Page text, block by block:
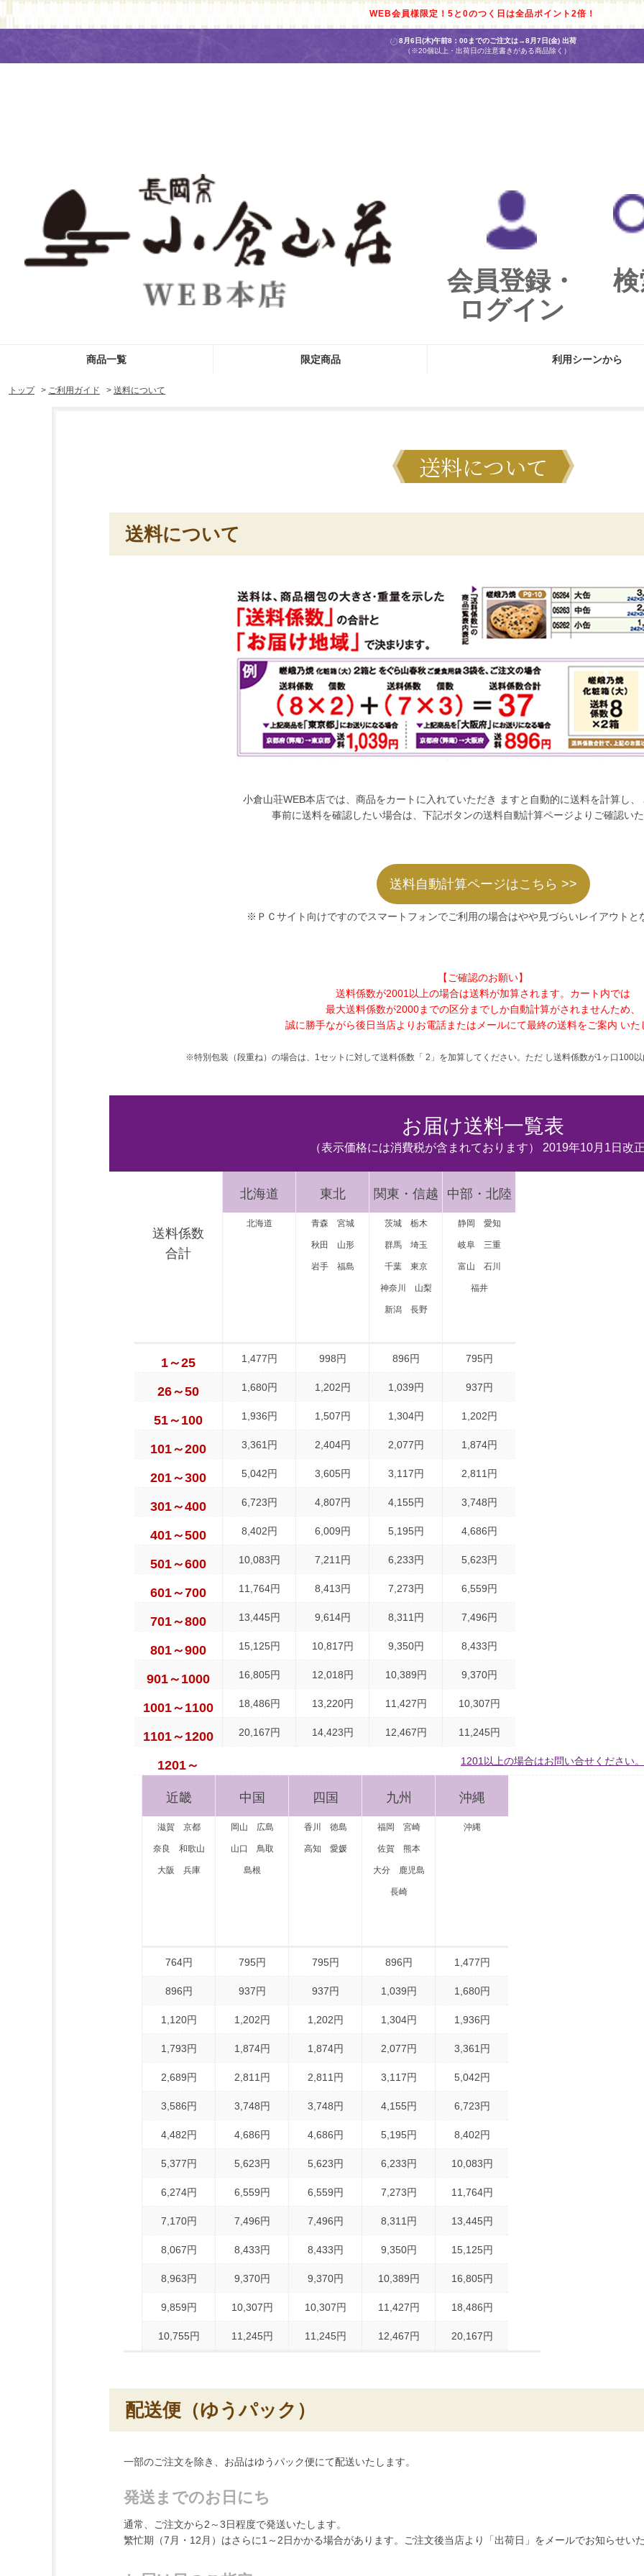
WEB会員様限定！5と0のつく日は全品ポイント2倍！
8月6日(木)午前8：00までのご注文は→8月7日(金) 出荷
（※20個以上・出荷日の注意書きがある商品除く）
会員登録・
ログイン
商品一覧 限定商品 利用シーンから
トップ > ご利用ガイド > 送料について
送料について
送料について
小倉山荘WEB本店では、商品をカートに入れていただき ますと自動的に送料を計算し、
事前に送料を確認したい場合は、下記ボタンの送料自動計算ページよりご確認い
送料自動計算ページはこちら >>
※ＰＣサイト向けですのでスマートフォンでご利用の場合はやや見づらいレイアウトと
【ご確認のお願い】
送料係数が2001以上の場合は送料が加算されます。カート内では
最大送料係数が2000までの区分までしか自動計算がされませんため、
誠に勝手ながら後日当店よりお電話またはメールにて最終の送料をご案内 いた
※特別包装（段重ね）の場合は、1セットに対して送料係数「 2」を加算してください。ただ し送料係数が1ヶ口100
お届け送料一覧表
（表示価格には消費税が含まれております） 2019年10月1日改
送料係数
合計
1～25
26～50
51～100
101～200
201～300
301～400
401～500
501～600
601～700
701～800
801～900
901～1000
1001～1100
1101～1200
1201～
北海道
北海道
1,477円
1,680円
1,936円
3,361円
5,042円
6,723円
8,402円
10,083円
11,764円
13,445円
15,125円
16,805円
18,486円
20,167円
1201以上の場合はお問い合せください。
東北
青森 宮城
秋田 山形
岩手 福島
998円
1,202円
1,507円
2,404円
3,605円
4,807円
6,009円
7,211円
8,413円
9,614円
10,817円
12,018円
13,220円
14,423円
関東・信越
茨城 栃木
群馬 埼玉
千葉 東京
神奈川 山梨
新潟 長野
896円
1,039円
1,304円
2,077円
3,117円
4,155円
5,195円
6,233円
7,273円
8,311円
9,350円
10,389円
11,427円
12,467円
中部・北陸
静岡 愛知
岐阜 三重
富山 石川
福井
795円
937円
1,202円
1,874円
2,811円
3,748円
4,686円
5,623円
6,559円
7,496円
8,433円
9,370円
10,307円
11,245円
近畿
滋賀 京都
奈良 和歌山
大阪 兵庫
764円
896円
1,120円
1,793円
2,689円
3,586円
4,482円
5,377円
6,274円
7,170円
8,067円
8,963円
9,859円
10,755円
中国
岡山 広島
山口 鳥取
島根
795円
937円
1,202円
1,874円
2,811円
3,748円
4,686円
5,623円
6,559円
7,496円
8,433円
9,370円
10,307円
11,245円
四国
香川 徳島
高知 愛媛
795円
937円
1,202円
1,874円
2,811円
3,748円
4,686円
5,623円
6,559円
7,496円
8,433円
9,370円
10,307円
11,245円
九州
福岡 宮崎
佐賀 熊本
大分 鹿児島
長崎
896円
1,039円
1,304円
2,077円
3,117円
4,155円
5,195円
6,233円
7,273円
8,311円
9,350円
10,389円
11,427円
12,467円
沖縄
沖縄
1,477円
1,680円
1,936円
3,361円
5,042円
6,723円
8,402円
10,083円
11,764円
13,445円
15,125円
16,805円
18,486円
20,167円
配送便（ゆうパック）
一部のご注文を除き、お品はゆうパック便にて配送いたします。
発送までのお日にち
通常、ご注文から2～3日程度で発送いたします。
繁忙期（7月・12月）はさらに1～2日かかる場合があります。ご注文後当店より「出荷日」をメールでお知らせい